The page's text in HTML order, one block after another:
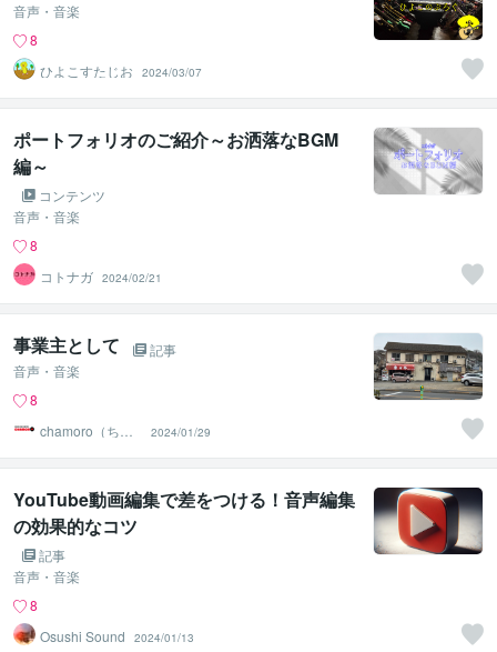
音声・音楽
8
ひよこすたじお
2024/03/07
ポートフォリオのご紹介～お洒落なBGM
編～
コンテンツ
音声・音楽
8
コトナガ 2024/02/21
事業主として
記事
音声・音楽
8
chamoro（ちゃ
2024/01/29
YouTube動画編集で差をつける！音声編集
の効果的なコツ
記事
音声・音楽
8
Osushi Sound
2024/01/13